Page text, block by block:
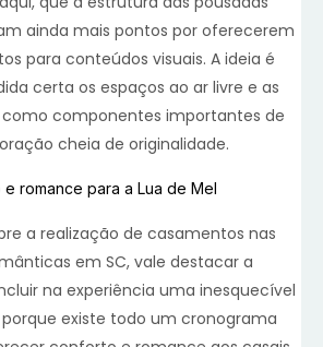
ainda mais pontos por oferecerem
para conteúdos visuais. A ideia é
certa os espaços ao ar livre e as
como componentes importantes de
cheia de originalidade.
romance para a Lua de Mel
a realização de casamentos nas
em SC, vale destacar a
na experiência uma inesquecível
porque existe todo um cronograma